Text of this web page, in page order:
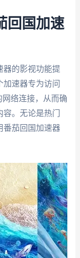
回国加速
器的影视功能提
速器专为访问
网络连接，从而确
。无论是热门
番茄回国加速器